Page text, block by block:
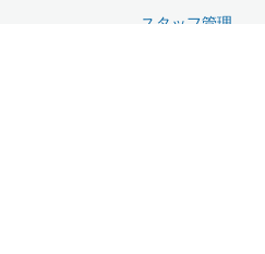
スタッフ管理